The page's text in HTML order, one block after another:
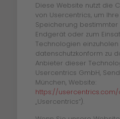
Diese Website nutzt die
von Usercentrics, um
Speicherung
Endgerät oder zum
Technologien
datenschutzkonform zu
Anbieter dieser
Usercentrics GmbH,
München, Website:
https://
„Usercentrics“).